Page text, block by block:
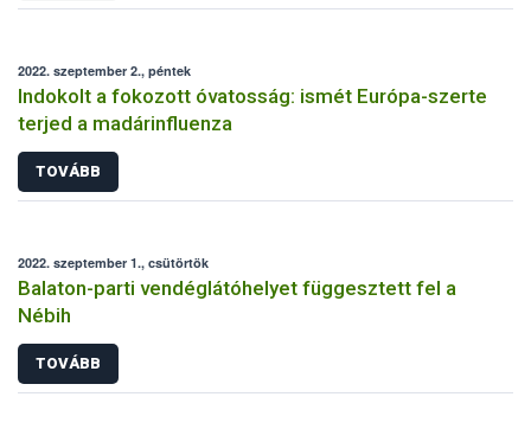
2022. szeptember 2., péntek
Indokolt a fokozott óvatosság: ismét Európa-szerte
terjed a madárinfluenza
TOVÁBB
2022. szeptember 1., csütörtök
Balaton-parti vendéglátóhelyet függesztett fel a
Nébih
TOVÁBB